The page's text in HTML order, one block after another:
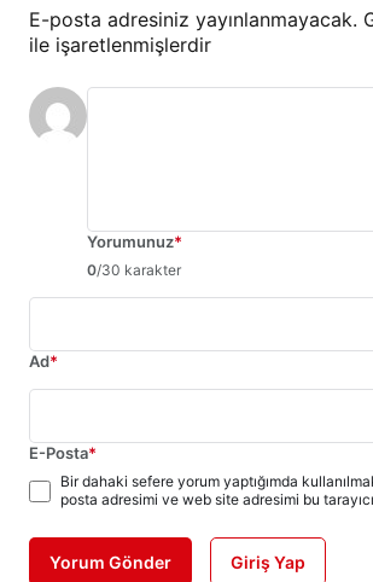
E-posta adresiniz yayınlanmayacak.
ile işaretlenmişlerdir
Yorumunuz*
0/30 karakter
Ad*
E-Posta*
Bir dahaki sefere yorum yaptığımda
posta adresimi ve web site adresimi bu
Yorum Gönder Giriş Yap